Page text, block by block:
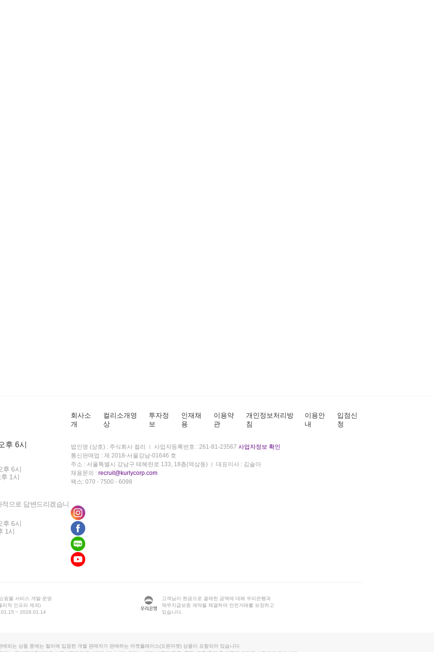
후 6시
후 6시
1시
으로 답변드리겠습니
후 6시
1시
회사소
개
컬리소개영
상
투자정
보
인재채
용
이용약
관
개인정보처리방
침
이용안
내
입점신
청
법인명 (상호) : 주식회사 컬리 사업자등록번호 : 261-81-23567 사업자정보 확인
통신판매업 : 제 2018-서울강남-01646 호
주소 : 서울특별시 강남구 테헤란로 133, 18층(역삼동)
대표이사 : 김슬아
채용문의 : recruit@kurlycorp.com
팩스: 070 - 7500 - 6098
핑몰 서비스 개발·운영
리적 인프라 제외)
~ 2028.01.14
고객님이 현금으로 결제한 금액에 대해 우리은행과
채무지급보증 계약을 체결하여 안전거래를 보장하고
있습니다.
매되는 상품 중에는 컬리에 입점한 개별 판매자가 판매하는 마켓플레이스(오픈마켓) 상품이 포함되어 있습니다.